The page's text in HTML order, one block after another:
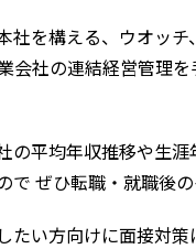
社を構える、ウオッ
社の連結経営管理を
の平均年収推移や生
で ぜひ転職・就職後
たい方向けに面接対